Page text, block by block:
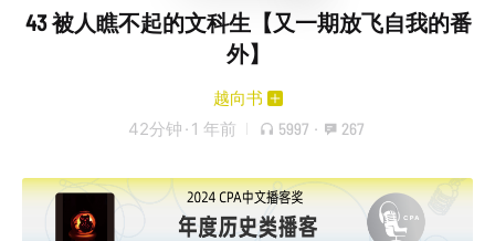
43 被人瞧不起的文科生【又一期放飞自我的番
外】
越向书
42分钟 · 1 年前 5997 · 267